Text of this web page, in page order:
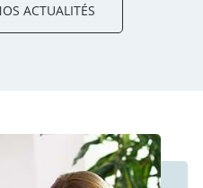
ACTUALITÉS